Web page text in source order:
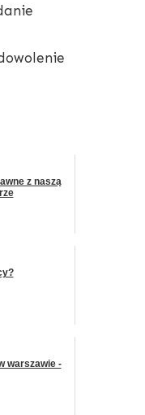
z naszą
warszawie -